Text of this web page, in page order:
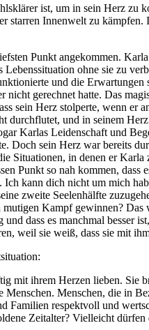
ist, um in sein Herz zu
starren Innenwelt zu
Punkt angekommen.
ohne sie zu
und die
nicht gerechnet hatte. Das
sein Herz stolperte, wenn er
und in seinem
Karlas Leidenschaft und
Doch sein Herz war bereits
Situationen, in denen er
Punkt so nah kommen,
kann dich nicht um mich
zweite Seelenhälfte
Kampf gewinnen?
dass es manchmal besser
weil sie weiß, dass sie mit
mit ihrem Herzen lieben. Sie
Menschen, die in
Familien respektvoll und
Zeitalter? Vielleicht